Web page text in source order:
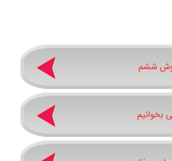
ششم
بخوانیم